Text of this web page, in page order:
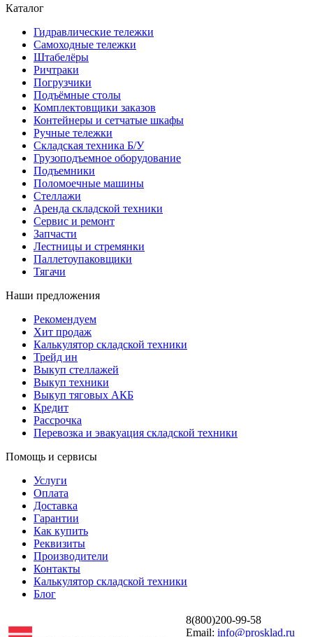
Каталог
Гидравлические тележки
Самоходные тележки
Штабелёры
Ричтраки
Погрузчики
Подъёмные столы
Комплектовщики заказов
Контейнеры и сетчатые шкафы
Ручные тележки
Складская техника Б/У
Грузоподъемное оборудование
Подъемники
Поломоечные машины
Стеллажи
Аренда складской техники
Сервис и ремонт
Запчасти
Лестницы и стремянки
Паллетоупаковщики
Тягачи
Наши предложения
Рекомендуем
Хит продаж
Калькулятор складской техники
Трейд ин
Выкуп стеллажей
Выкуп техники
Выкуп тяговых АКБ
Кредит
Рассрочка
Перевозка и эвакуация складской техники
Помощь и сервисы
Услуги
Оплата
Доставка
Гарантии
Как купить
Реквизиты
Производители
Контакты
Калькулятор складской техники
Блог
8(800)200-99-58
Email: info@prosklad.ru